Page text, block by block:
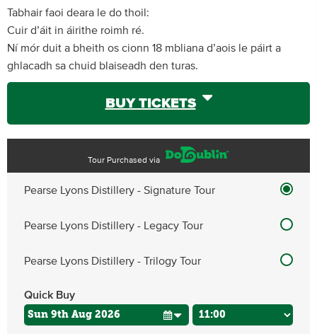
Tabhair faoi deara le do thoil:
Cuir d’áit in áirithe roimh ré.
Ní mór duit a bheith os cionn 18 mbliana d’aois le páirt a
ghlacadh sa chuid blaiseadh den turas.
BUY TICKETS
Tour Purchased via
Pearse Lyons Distillery - Signature Tour
Pearse Lyons Distillery - Legacy Tour
Pearse Lyons Distillery - Trilogy Tour
Quick Buy